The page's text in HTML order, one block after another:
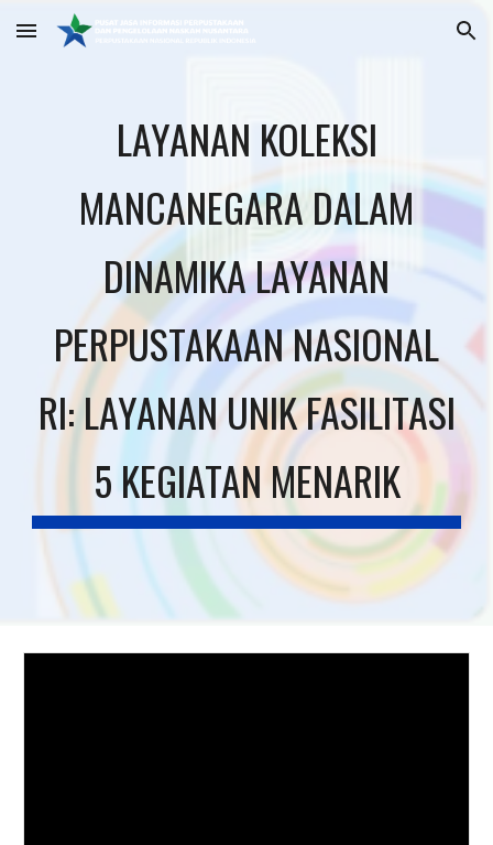
Skip to main content Skip to navigation
LAYANAN KOLEKSI
MANCANEGARA DALAM
DINAMIKA LAYANAN
PERPUSTAKAAN NASIONAL
RI: LAYANAN UNIK FASILITASI
5 KEGIATAN MENARIK